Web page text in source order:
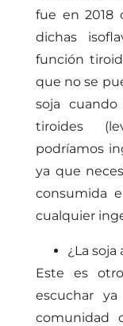
fue en 2018
dichas
función
que no se
soja
tiroides
podríamos
ya que
consumida
cualquier
¿La
Este es
escuchar
comunidad